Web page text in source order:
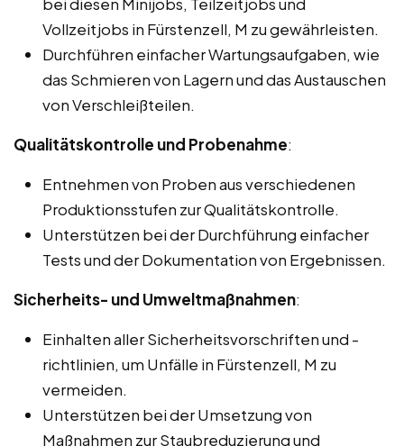
Vollzeitjobs in Fürstenzell, M zu gewährleisten.
Durchführen einfacher Wartungsaufgaben, wie
das Schmieren von Lagern und das Austauschen
von Verschleißteilen.
Qualitätskontrolle und Probenahme:
Entnehmen von Proben aus verschiedenen
Produktionsstufen zur Qualitätskontrolle.
Unterstützen bei der Durchführung einfacher
Tests und der Dokumentation von Ergebnissen.
Sicherheits- und Umweltmaßnahmen:
Einhalten aller Sicherheitsvorschriften und -
richtlinien, um Unfälle in Fürstenzell, M zu
vermeiden.
Unterstützen bei der Umsetzung von
Maßnahmen zur Staubreduzierung und